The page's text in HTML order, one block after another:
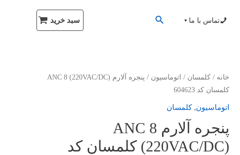
تماس با ما سبد خرید
خانه / کلمسان / اتوماسیون
/ پنجره آلارم ANC 8 (220VAC/DC)
کلمسان کد 604623
اتوماسیون,کلمسان
پنجره آلارم ANC 8
(220VAC/DC) کلمسان کد